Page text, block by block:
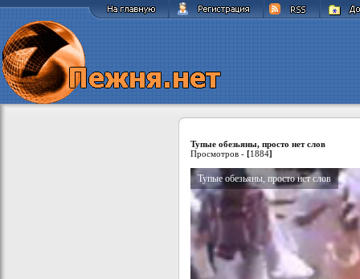
Тупые обезьяны, просто нет слов
Просмотров - [1884]
Тупые обезьяны, просто нет слов